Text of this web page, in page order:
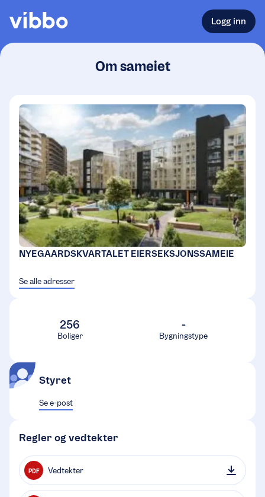
Logg inn
Om sameiet
NYEGAARDSKVARTALET EIERSEKSJONSSAMEIE
Se alle adresser
256
Boliger
-
Bygningstype
Styret
Se e-post
Regler og vedtekter
PDF Vedtekter